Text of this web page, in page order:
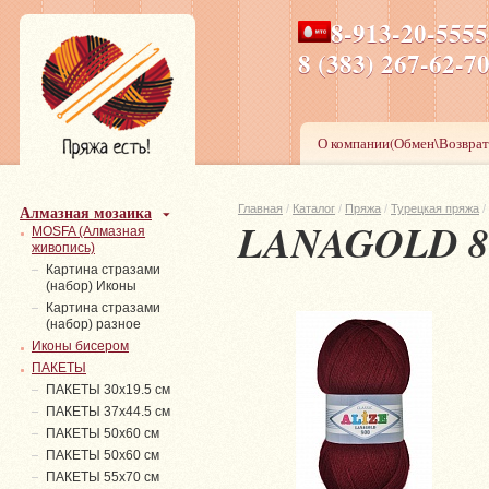
8-913-20-
8 (383) 267-
ПН-ПТ 8-17,СБ-ВС 9-
О
Главная / Каталог / Пряжа / Турецкая пряжа /
LANAGOLD
Алмазная мозаика
MOSFA (Алмазная
живопись)
Картина стразами
(набор) Иконы
Картина стразами
(набор) разное
Иконы бисером
ПАКЕТЫ
ПАКЕТЫ 30х19.5 см
ПАКЕТЫ 37х44.5 см
ПАКЕТЫ 50х60 см
ПАКЕТЫ 50х60 см
ПАКЕТЫ 55х70 см